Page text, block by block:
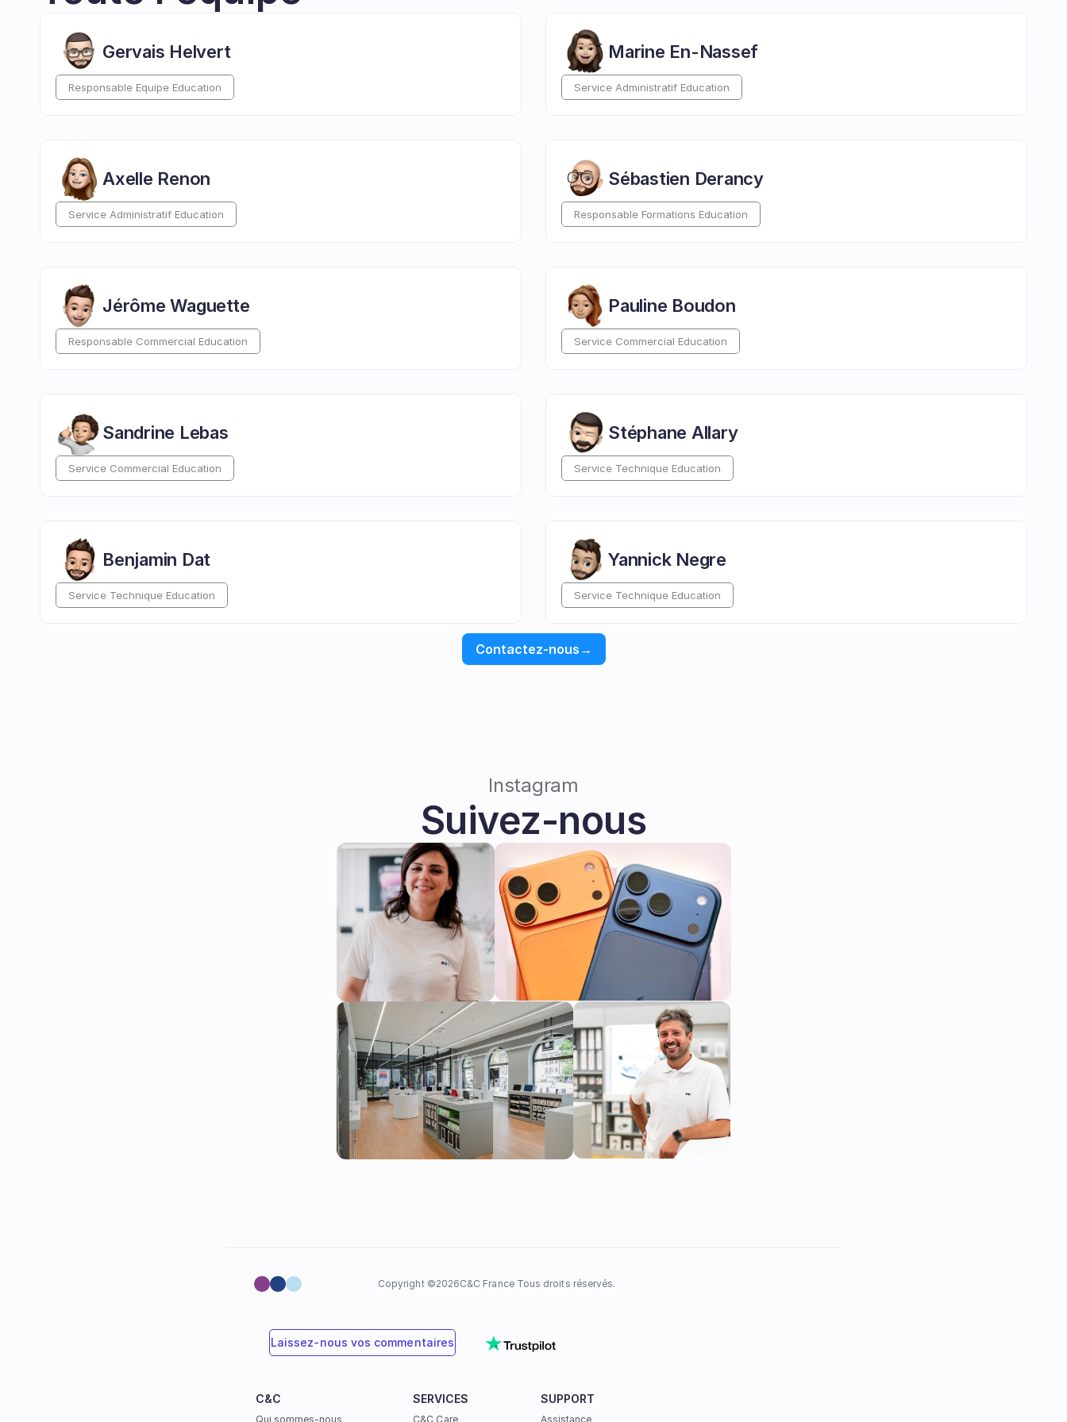
Gervais Helvert
Responsable Equipe Education
Marine En-Nassef
Service Administratif Education
Axelle Renon
Service Administratif Education
Sébastien Derancy
Responsable Formations Education
Jérôme Waguette
Responsable Commercial Education
Pauline Boudon
Service Commercial Education
Sandrine Lebas
Service Commercial Education
Stéphane Allary
Service Technique Education
Benjamin Dat
Service Technique Education
Yannick Negre
Service Technique Education
Contactez-nous →
Instagram
Suivez-nous
C&C
Qui sommes-nous
SERVICES
C&C Care
SUPPORT
Assistance
Copyright ©2026C&C France Tous droits réservés.
Laissez-nous vos commentaires